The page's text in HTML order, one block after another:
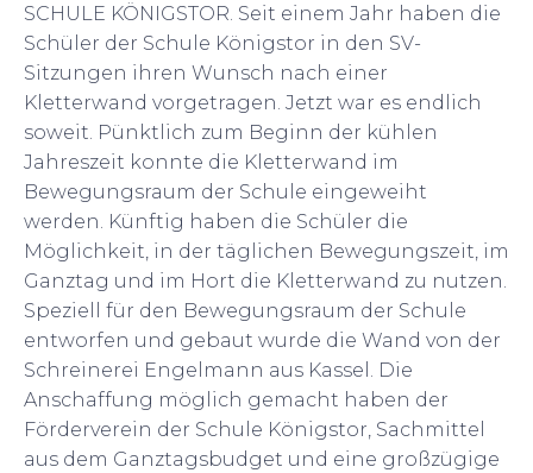
SCHULE KÖNIGSTOR. Seit einem Jahr haben die
Schüler der Schule Königstor in den SV-
Sitzungen ihren Wunsch nach einer
Kletterwand vorgetragen. Jetzt war es endlich
soweit. Pünktlich zum Beginn der kühlen
Jahreszeit konnte die Kletterwand im
Bewegungsraum der Schule eingeweiht
werden. Künftig haben die Schüler die
Möglichkeit, in der täglichen Bewegungszeit, im
Ganztag und im Hort die Kletterwand zu nutzen.
Speziell für den Bewegungsraum der Schule
entworfen und gebaut wurde die Wand von der
Schreinerei Engelmann aus Kassel. Die
Anschaffung möglich gemacht haben der
Förderverein der Schule Königstor, Sachmittel
aus dem Ganztagsbudget und eine großzügige